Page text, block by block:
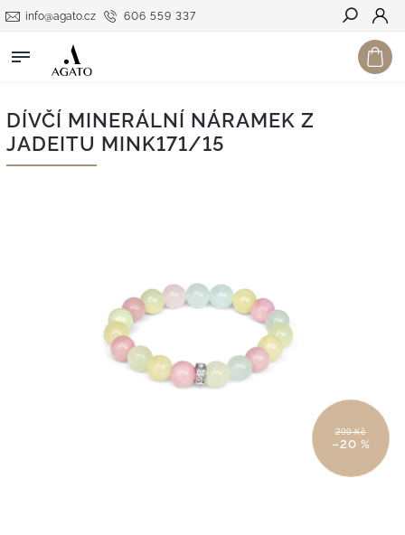
606 559 337
info@agato.cz
Hledat
DÍVČÍ MINERÁLNÍ NÁRAMEK Z
JADEITU MINK171/15
299 Kč
–20 %